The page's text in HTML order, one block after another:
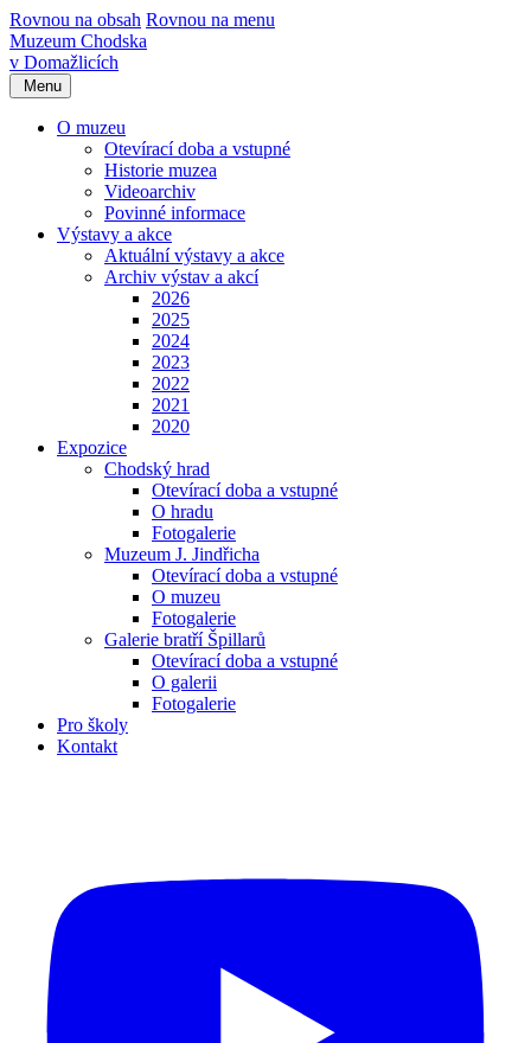
Rovnou na obsah Rovnou na menu
Muzeum Chodska
v Domažlicích
Menu
O muzeu
Otevírací doba a vstupné
Historie muzea
Videoarchiv
Povinné informace
Výstavy a akce
Aktuální výstavy a akce
Archiv výstav a akcí
2026
2025
2024
2023
2022
2021
2020
Expozice
Chodský hrad
Otevírací doba a vstupné
O hradu
Fotogalerie
Muzeum J. Jindřicha
Otevírací doba a vstupné
O muzeu
Fotogalerie
Galerie bratří Špillarů
Otevírací doba a vstupné
O galerii
Fotogalerie
Pro školy
Kontakt